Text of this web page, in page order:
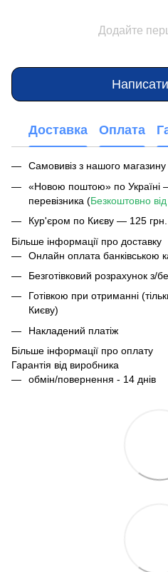
Додайте
Написати
Доставка Оплата
Самовивіз з нашого
«Новою поштою» по
перевізника (Безкоштовно
Кур'єром по Києву — 125
Більше інформації про доставку
Онлайн оплата банківською
Безготівковий розрахунок з/
Готівкою при отриманні
Києву)
Накладений платіж
Більше інформації про оплату
Гарантія від виробника
обмін/повернення - 14 днів